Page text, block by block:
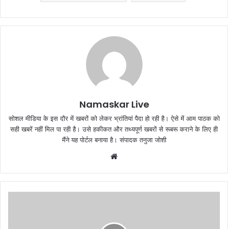
Namaskar Live
सोशल मीडिया के इस दौर में खबरों को लेकर भ्रांतियां पैदा हो रही है। ऐसे में आम पाठक को
सही खबरें नहीं मिल पा रही है। उसे हकीकत और तथ्यपूर्ण खबरों से रूबरू कराने के लिए ही
मैंने यह पोर्टल बनाया है। संपादक तनुजा जोशी
b
s